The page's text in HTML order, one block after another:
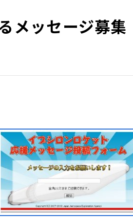
メッセージ募集